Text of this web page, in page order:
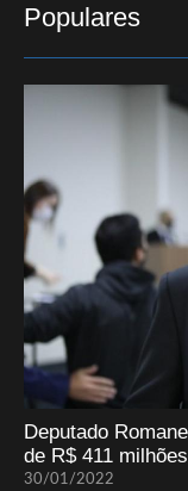
Populares
Deputado
de R$ 411
30/01/2022